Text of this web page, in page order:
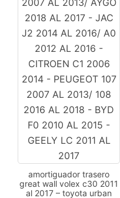
amortiguador trasero
great wall volex c30 2011
al 2017 – toyota urban